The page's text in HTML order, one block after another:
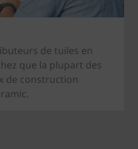
de tuiles en
que la plupart des
de construction